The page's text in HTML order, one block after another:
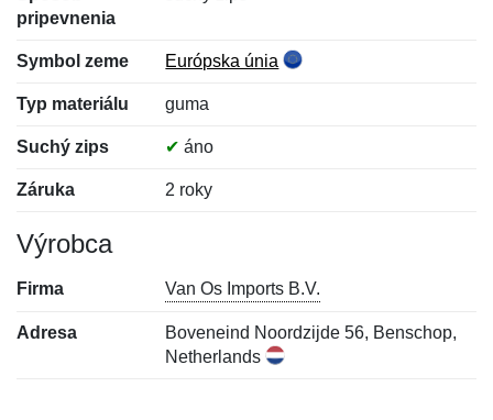
pripevnenia
Symbol zeme Európska únia
Typ materiálu guma
Suchý zips ✔ áno
Záruka 2 roky
Výrobca
Firma Van Os Imports B.V.
Adresa
Boveneind Noordzijde 56, Benschop,
Netherlands